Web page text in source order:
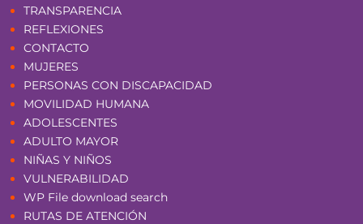
TRANSPARENCIA
REFLEXIONES
CONTACTO
MUJERES
PERSONAS CON DISCAPACIDAD
MOVILIDAD HUMANA
ADOLESCENTES
ADULTO MAYOR
NIÑAS Y NIÑOS
VULNERABILIDAD
WP File download search
RUTAS DE ATENCIÓN